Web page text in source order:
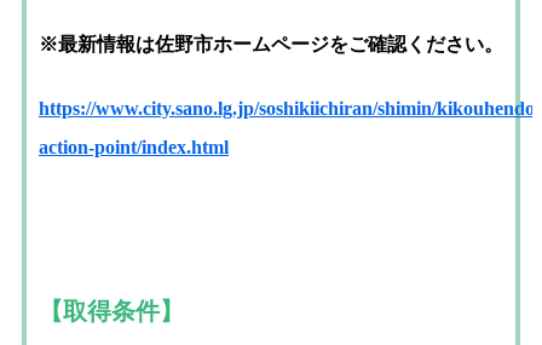
※最新情報は佐野市ホームページをご確認ください。
https://www.city.sano.lg.jp/soshikiichiran/shimin/
action-point/index.html
【取得条件】